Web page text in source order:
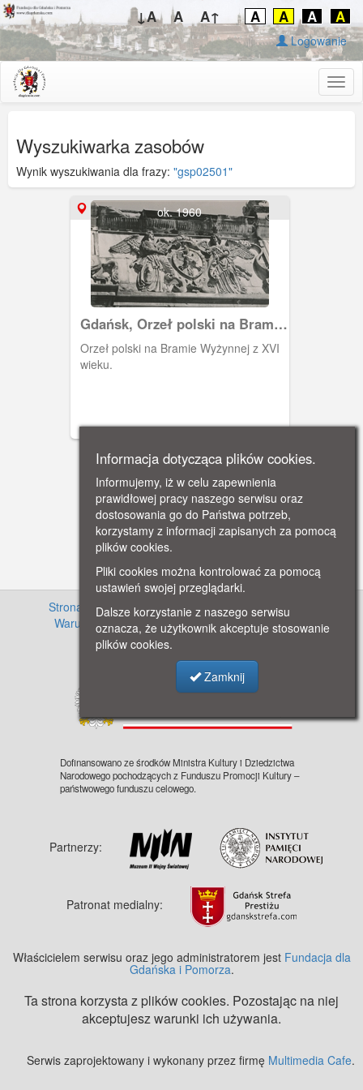
↓A A A↑ A A A A
Logowanie
Wyszukiwarka zasobów
Wynik wyszukiwania dla frazy: "gsp02501"
ok. 1960
Gdańsk, Orzeł polski na Bramie
Wyżynnej
Orzeł polski na Bramie Wyżynnej z XVI
wieku.
Strona główna · Informacje o projekcie · Cennik
Warunki używania zasobów
· Kontakt ·
Regulamin
serwisu
· Polityka prywatności
Dofinansowano ze środków Ministra Kultury i Dziedzictwa
Narodowego pochodzących z Funduszu Promocji Kultury –
państwowego funduszu celowego.
Partnerzy:
Patronat medialny:
Właścicielem serwisu oraz jego administratorem jest Fundacja dla
Gdańska i Pomorza.
Ta strona korzysta z plików cookies. Pozostając na niej
akceptujesz warunki ich używania.
Serwis zaprojektowany i wykonany przez firmę Multimedia Cafe.
Informacja dotycząca plików cookies.
Informujemy, iż w celu zapewnienia
prawidłowej pracy naszego serwisu oraz
dostosowania go do Państwa potrzeb,
korzystamy z informacji zapisanych za pomocą
plików cookies.
Pliki cookies można kontrolować za pomocą
ustawień swojej przeglądarki.
Dalsze korzystanie z naszego serwisu
oznacza, że użytkownik akceptuje stosowanie
plików cookies.
Zamknij